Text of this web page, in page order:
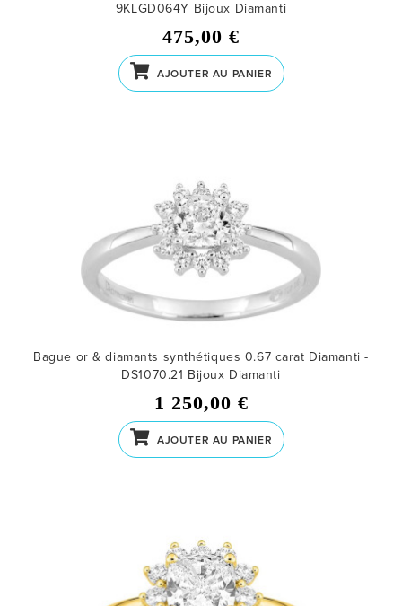
9KLGD064Y Bijoux Diamanti
475,00 €
AJOUTER AU PANIER
Bague or & diamants synthétiques 0.67 carat Diamanti -
DS1070.21 Bijoux Diamanti
1 250,00 €
AJOUTER AU PANIER